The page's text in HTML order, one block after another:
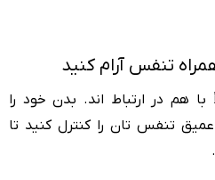
هم در ارتباط اند. بدن خود را
تنفس تان را کنترل کنید تا